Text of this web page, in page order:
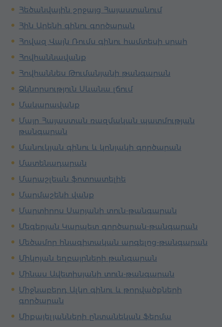
Հեծանվային շրջայց Հայաստանում
Հին Արենի գինու գործարան
Հովազ Վայն Ռումս գինու համտեսի սրահ
Հովհաննավանք
Հովհաննես Թումանյանի թանգարան
Ձկնորսություն Սևանա լճում
Մակարավանք
Մայր Հայաստան ռազմական պատմության
թանգարան
Մանուկյան գինու և կոնյակի գործարան
Մատենադարան
Մարաշլեան ֆոտոատելիե
Մարմաշենի վանք
Մարտիրոս Սարյանի տուն-թանգարան
Մեգերյան Կարպետ գործարան-թանգարան
Մեծամոր հնագիտական արգելոց-թանգարան
Միկոյան եղբայրների թանգարան
Մինաս Ավետիսյանի տուն-թանգարան
Միջնաբերդ Ալկո գինու և թորվածքների
գործարան
Միքայելյանների ընտանեկան ֆերմա